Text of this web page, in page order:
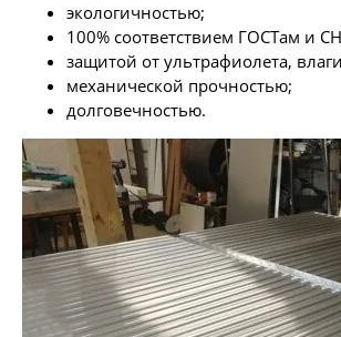
экологичностью;
100% соответствием ГОСТам и
защитой от ультрафиолета,
механической прочностью;
долговечностью.